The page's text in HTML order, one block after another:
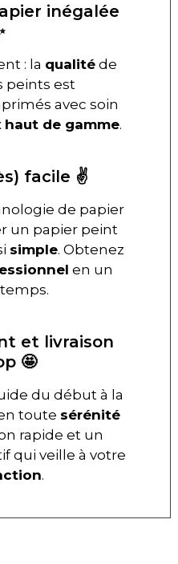
inégalée
: la qualitéde
peints est
avec soin
haut de gamme.
facile ✌️
de papier
un papier peint
simple. Obtenez
en un
et livraison
🤩
du début à la
toute sérénité
rapide et un
qui veille à votre
.